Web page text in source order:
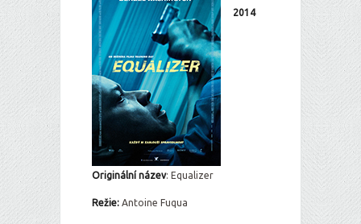
2014
Originální název: Equalizer
Režie: Antoine Fuqua